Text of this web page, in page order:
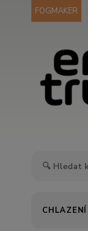
FOGMAKER
CHLAZENÍ